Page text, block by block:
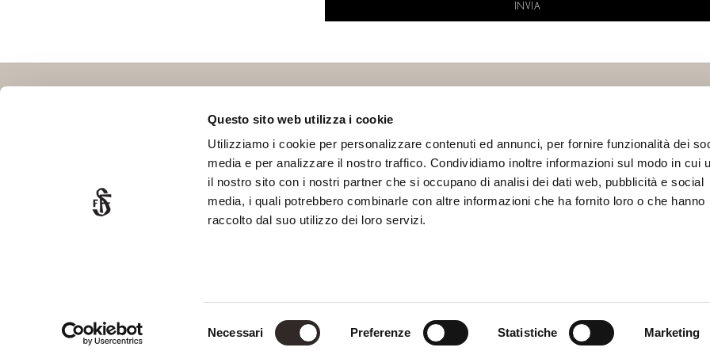
Questo sito web utilizza i cookie
Utilizziamo i cookie per personalizzare contenuti ed annunci, per fornire funzionalità dei
media e per analizzare il nostro traffico. Condividiamo inoltre informazioni sul modo in cui
il nostro sito con i nostri partner che si occupano di analisi dei dati web, pubblicità e social
media, i quali potrebbero combinarle con altre informazioni che ha fornito loro o che hanno
raccolto dal suo utilizzo dei loro servizi.
Necessari Preferenze Statistiche Marketing
50018 Scandicci - FIRENZE
P.Iva 06378770488
SOCIAL INFO
Contacts